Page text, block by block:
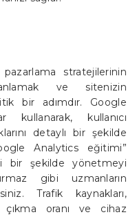
stratejilerinin
ve sitenizin
bir adımdır. Google
kullanıcı
detaylı bir şekilde
Analytics eğitimi”
bir şekilde yönetmeyi
gibi uzmanların
Trafik kaynakları,
oranı ve cihaz